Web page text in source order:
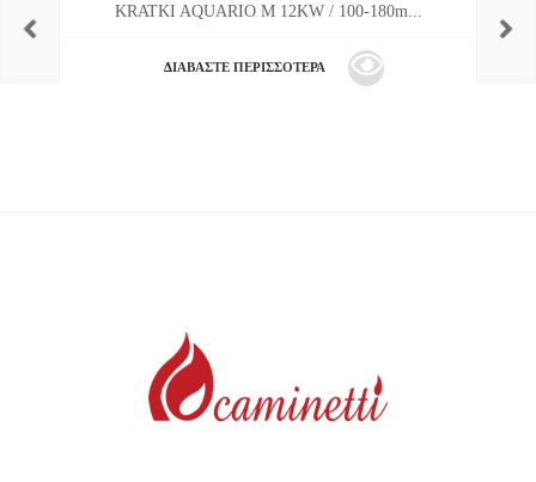
KRATKI AQUARIO M 12KW / 100-180m...
ΔΙΑΒΆΣΤΕ ΠΕΡΙΣΣΌΤΕΡΑ